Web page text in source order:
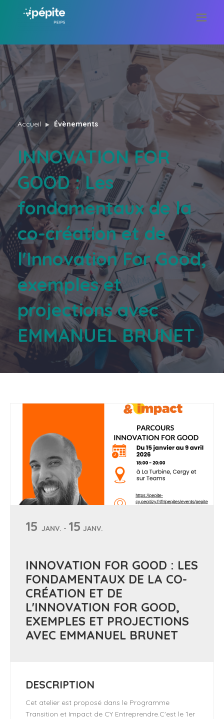
Accueil Évènements
INNOVATION FOR
GOOD : Les
fondamentaux de la
co-création et de
l'Innovation For Good,
exemples et
projections avec
EMMANUEL BRUNET
15 JANV. - 15 JANV.
INNOVATION FOR GOOD : LES
FONDAMENTAUX DE LA CO-
CRÉATION ET DE
L'INNOVATION FOR GOOD,
EXEMPLES ET PROJECTIONS
AVEC EMMANUEL BRUNET
DESCRIPTION
Cet atelier est proposé dans le Programme
Transition et Impact de CY Entreprendre.C'est le 1er